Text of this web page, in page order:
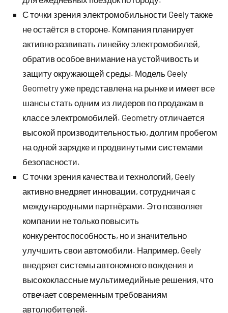
С точки зрения электромобильности Geely также
не остаётся в стороне. Компания планирует
активно развивать линейку электромобилей,
обратив особое внимание на устойчивость и
защиту окружающей среды. Модель Geely
Geometry уже представлена на рынке и имеет все
шансы стать одним из лидеров по продажам в
классе электромобилей. Geometry отличается
высокой производительностью, долгим пробегом
на одной зарядке и продвинутыми системами
безопасности.
С точки зрения качества и технологий, Geely
активно внедряет инновации, сотрудничая с
международными партнёрами. Это позволяет
компании не только повысить
конкурентоспособность, но и значительно
улучшить свои автомобили. Например, Geely
внедряет системы автономного вождения и
высококлассные мультимедийные решения, что
отвечает современным требованиям
автолюбителей.